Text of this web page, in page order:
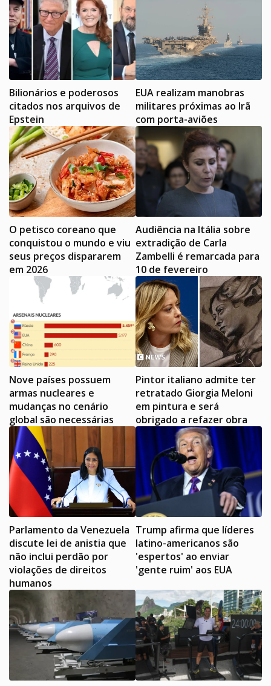
Bilionários e poderosos
citados nos arquivos de
Epstein
EUA realizam manobras
militares próximas ao Irã
com porta-aviões
O petisco coreano que
conquistou o mundo e viu
seus preços dispararem
em 2026
Audiência na Itália sobre
extradição de Carla
Zambelli é remarcada para
10 de fevereiro
Nove países possuem
armas nucleares e
mudanças no cenário
global são necessárias
Pintor italiano admite ter
retratado Giorgia Meloni
em pintura e será
obrigado a refazer obra
Parlamento da Venezuela
discute lei de anistia que
não inclui perdão por
violações de direitos
humanos
Trump afirma que líderes
latino-americanos são
'espertos' ao enviar
'gente ruim' aos EUA